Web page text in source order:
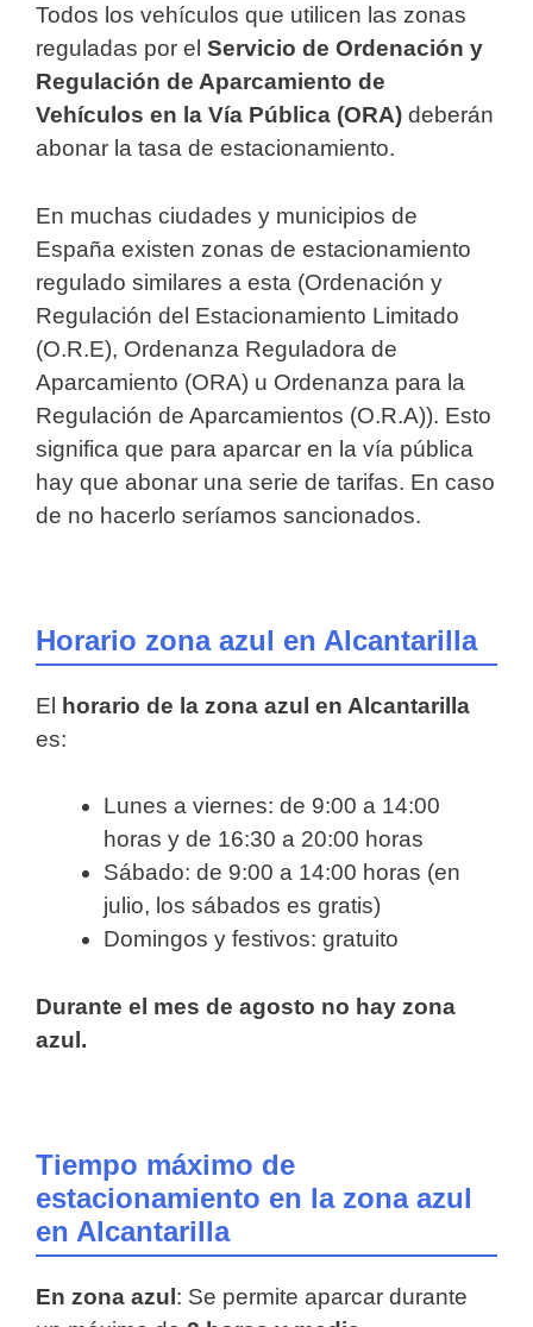
Todos los vehículos que utilicen las zonas
reguladas por el Servicio de Ordenación y
Regulación de Aparcamiento de
Vehículos en la Vía Pública (ORA) deberán
abonar la tasa de estacionamiento.
En muchas ciudades y municipios de
España existen zonas de estacionamiento
regulado similares a esta (Ordenación y
Regulación del Estacionamiento Limitado
(O.R.E), Ordenanza Reguladora de
Aparcamiento (ORA) u Ordenanza para la
Regulación de Aparcamientos (O.R.A)). Esto
significa que para aparcar en la vía pública
hay que abonar una serie de tarifas. En caso
de no hacerlo seríamos sancionados.
Horario zona azul en Alcantarilla
El horario de la zona azul en Alcantarilla
es:
Lunes a viernes: de 9:00 a 14:00
horas y de 16:30 a 20:00 horas
Sábado: de 9:00 a 14:00 horas (en
julio, los sábados es gratis)
Domingos y festivos: gratuito
Durante el mes de agosto no hay zona
azul.
Tiempo máximo de
estacionamiento en la zona azul
en Alcantarilla
En zona azul: Se permite aparcar durante